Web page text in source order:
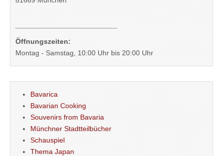
Öffnungszeiten:
Montag - Samstag, 10:00 Uhr bis 20:00 Uhr
Bavarica
Bavarian Cooking
Souvenirs from Bavaria
Münchner Stadtteilbücher
Schauspiel
Thema Japan